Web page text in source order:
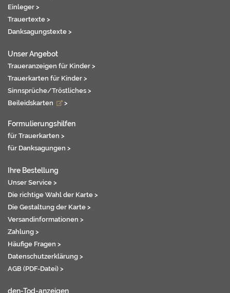
Einleger >
Trauertexte >
Danksagungstexte >
Unser Angebot
Traueranzeigen für Kinder >
Trauerkarten für Kinder >
Sinnsprüche/Tröstliches >
Beileidskarten
>
Formulierungshilfen
für Trauerkarten >
für Danksagungen >
Ihre Bestellung
Unser Service >
Die richtige Wahl der Karte >
Die Gestaltung der Karte >
Versandinformationen >
Zahlung >
Häufige Fragen >
Datenschutzerklärung >
AGB (PDF-Datei) >
den-Tod-anzeigen